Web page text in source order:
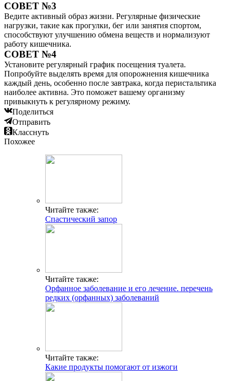
СОВЕТ №3
Ведите активный образ жизни. Регулярные физические
нагрузки, такие как прогулки, бег или занятия спортом,
способствуют улучшению обмена веществ и нормализуют
работу кишечника.
СОВЕТ №4
Установите регулярный график посещения туалета.
Попробуйте выделять время для опорожнения кишечника
каждый день, особенно после завтрака, когда перистальтика
наиболее активна. Это поможет вашему организму
привыкнуть к регулярному режиму.
Поделиться
Отправить
Класснуть
Похожее
Читайте также:
Спастический запор
Читайте также:
Орфанное заболевание и его лечение. перечень
редких (орфанных) заболеваний
Читайте также:
Какие продукты помогают от изжоги